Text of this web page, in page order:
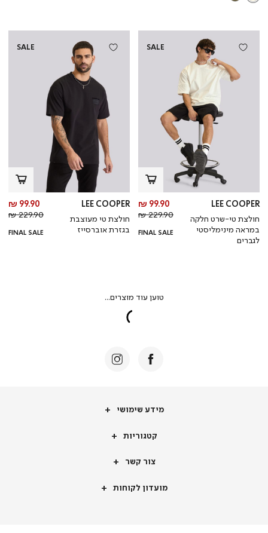
SALE
LEE COOPER
חולצת טי-שרט חלקה
במראה מינימליסטי
לגברים
מחיר
מוצר
99.90 ₪
מחיר
רגיל
229.90 ₪
FINAL SALE
SALE
LEE COOPER
חולצת טי מעוצבת
בגזרת אוברסייז
99.90 ₪
229.90 ₪
FINAL SALE
מידע
מידע שימושי
קטגוריותקטגוריות
צור
צור קשר
מועדון
מועדון לקוחות